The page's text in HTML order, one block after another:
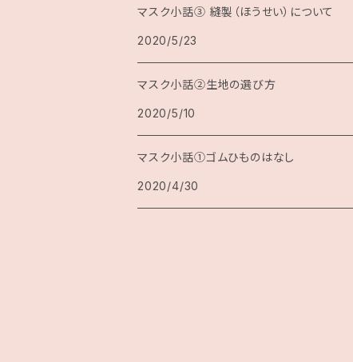
マスク小話③ 縫製（ほうせい）について
2020/5/23
マスク小話②生地の選び方
2020/5/10
マスク小話①ゴムひものはなし
2020/4/30